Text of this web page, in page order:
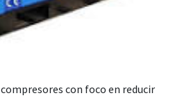
con foco en reducir